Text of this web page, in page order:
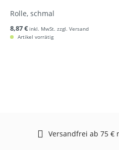
Rolle, schmal
8,87 € inkl. MwSt. zzgl. Versand
Artikel vorrätig
Versandfrei ab 75 €